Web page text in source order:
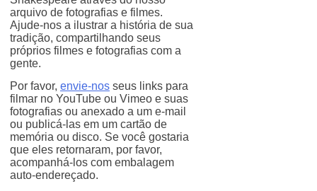
arquivo de fotografias e filmes.
Ajude-nos a ilustrar a história de sua
tradição, compartilhando seus
próprios filmes e fotografias com a
gente.
Por favor, envie-nos seus links para
filmar no YouTube ou Vimeo e suas
fotografias ou anexado a um e-mail
ou publicá-las em um cartão de
memória ou disco. Se você gostaria
que eles retornaram, por favor,
acompanhá-los com embalagem
auto-endereçado.